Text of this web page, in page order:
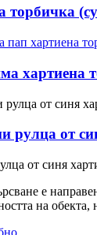
торбичка
хартиена
рулца от
от синя
е
на обекта,